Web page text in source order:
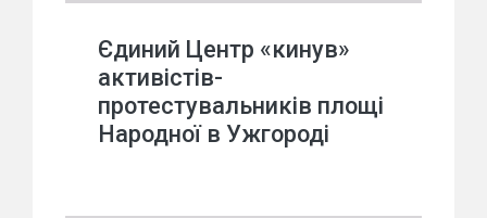
Єдиний Центр «кинув»
активістів-
протестувальників площі
Народної в Ужгороді